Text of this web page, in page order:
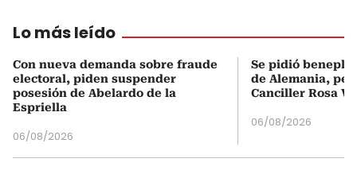
Lo más leído
Con nueva demanda sobre fraude
electoral, piden suspender
posesión de Abelardo de la
Espriella
06/08/2026
Se pidió
de Alemania,
Canciller Rosa
06/08/2026